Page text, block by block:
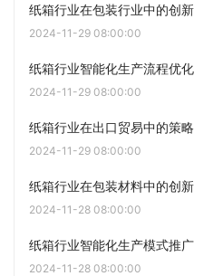
纸箱行业在包装行业中的创新
2024-11-29 08:00:00
纸箱行业智能化生产流程优化
2024-11-29 08:00:00
纸箱行业在出口贸易中的策略
2024-11-29 08:00:00
纸箱行业在包装材料中的创新
2024-11-28 08:00:00
纸箱行业智能化生产模式推广
2024-11-28 08:00:00